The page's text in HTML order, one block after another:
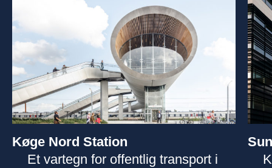
Køge Nord Station
Et vartegn for offentlig transport i